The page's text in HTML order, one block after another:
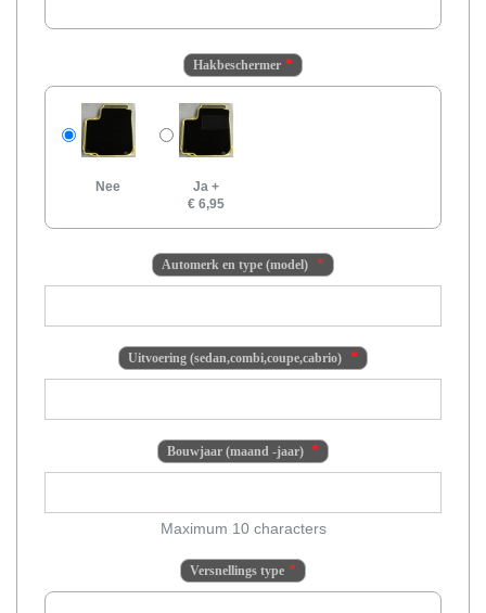
Hakbeschermer
Nee Ja +
€ 6,95
Automerk en type (model)
Uitvoering (sedan,combi,coupe,cabrio)
Bouwjaar (maand -jaar)
Maximum 10 characters
Versnellings type